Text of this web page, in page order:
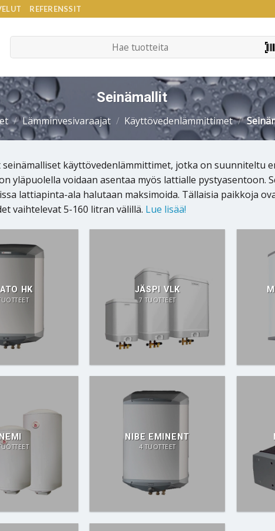
REFERENSSIT
Seinämallit
/ Lämminvesivaraajat / Käyttövedenlämmittimet /
käyttövedenlämmittimet, jotka on suunniteltu
yläpuolella voidaan asentaa myös lattialle pystyasentoon.
lattiapinta-ala halutaan maksimoida. Tällaisia paikkoja
vaihtelevat 5-160 litran välillä. Lue lisää!
HK JÄSPI VLK
7 TUOTTEET
NIBE EMINENT
4 TUOTTEET